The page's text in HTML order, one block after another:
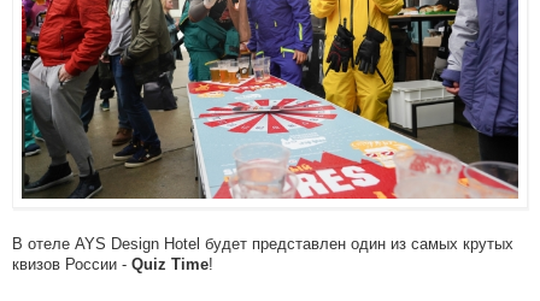
В отеле AYS Design Hotel будет представлен один из самых крутых
квизов России - Quiz Time!